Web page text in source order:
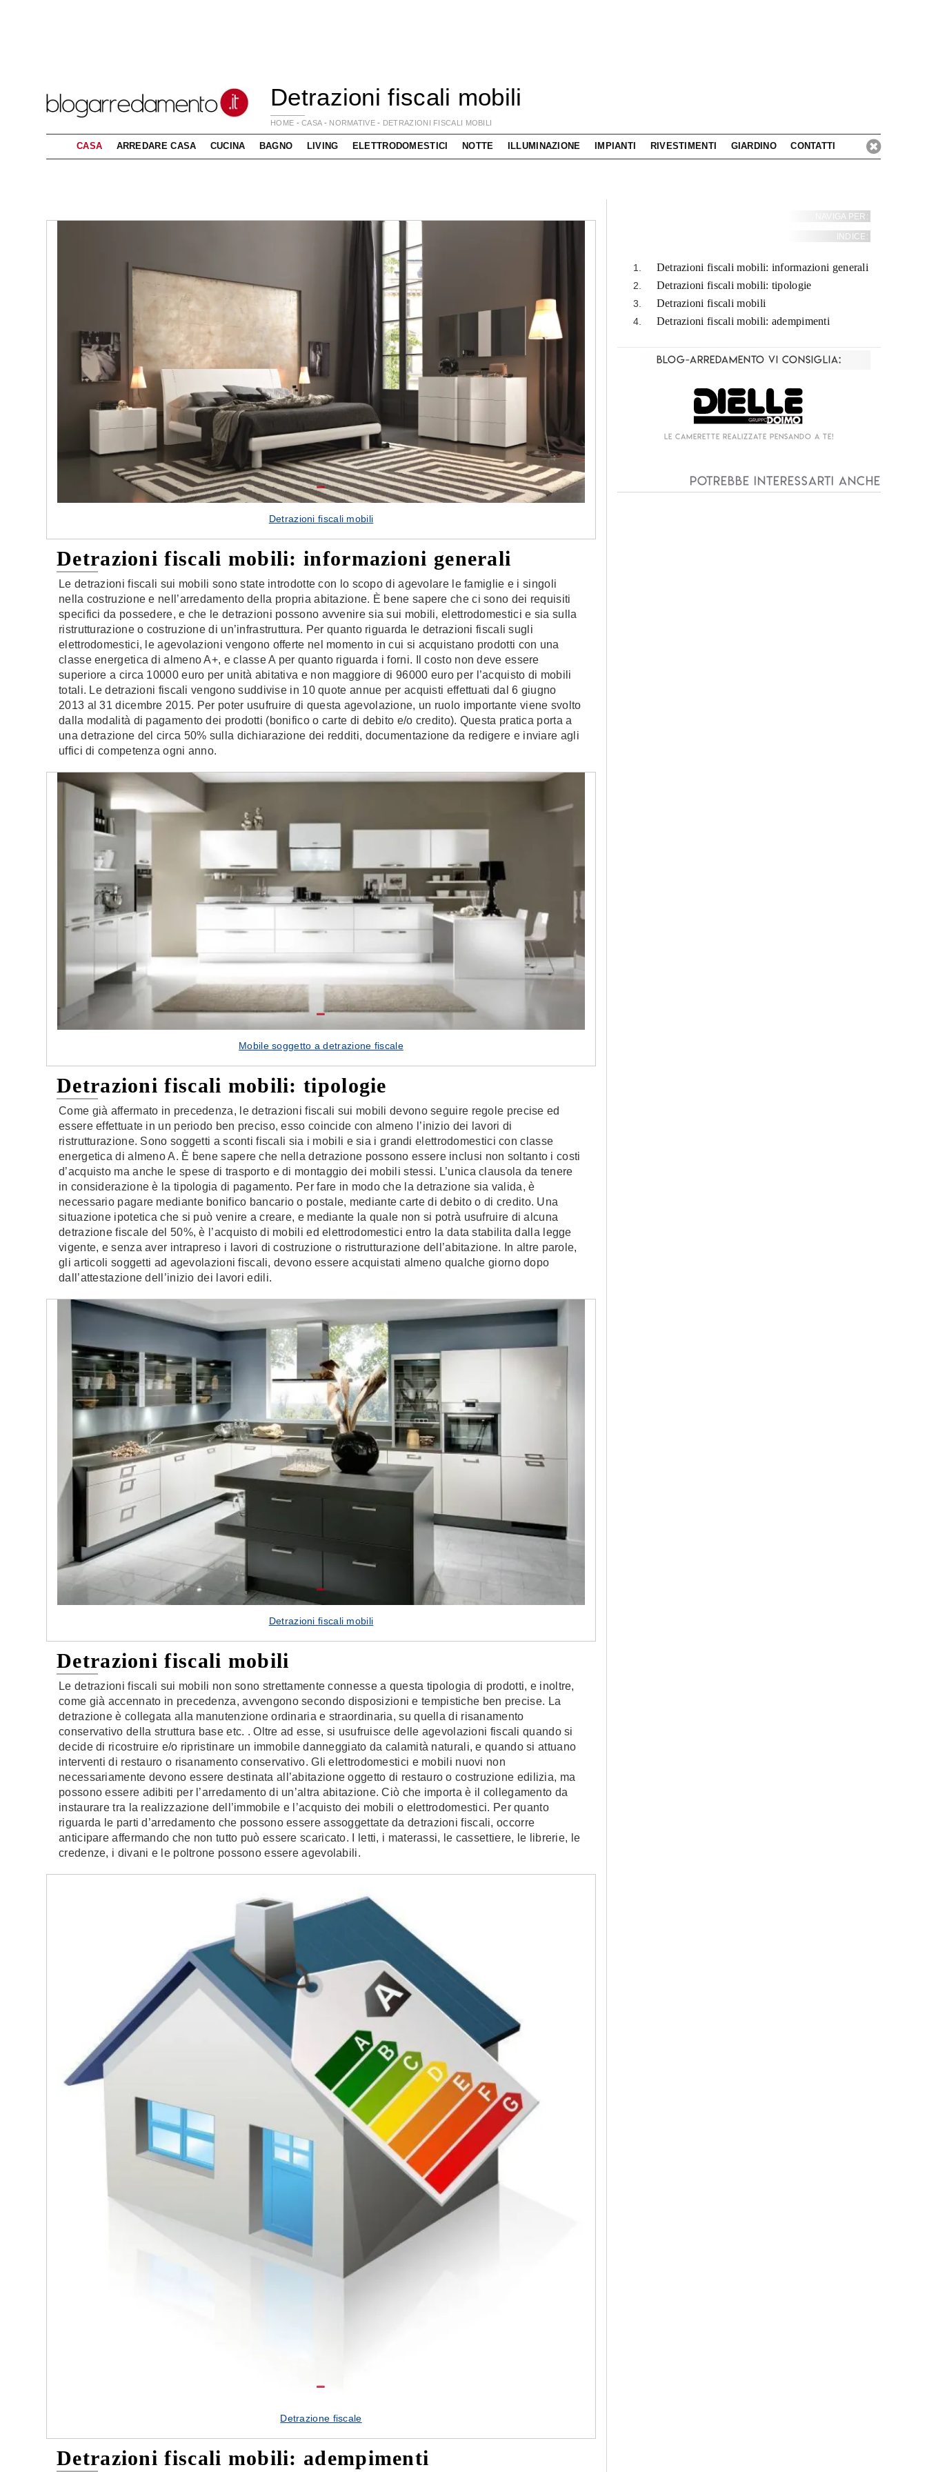
Detrazioni fiscali mobili
HOME -CASA- NORMATIVE - DETRAZIONI FISCALI MOBILI
CASA ARREDARE CASA CUCINA BAGNO LIVING ELETTRODOMESTICI NOTTE ILLUMINAZIONE IMPIANTI RIVESTIMENTI GIARDINO CONTATTI
Detrazioni fiscali mobili
Detrazioni fiscali mobili: informazioni generali
Le detrazioni fiscali sui mobili sono state introdotte con lo scopo di agevolare le famiglie e i singoli
nella costruzione e nell’arredamento della propria abitazione. È bene sapere che ci sono dei requisiti
specifici da possedere, e che le detrazioni possono avvenire sia sui mobili, elettrodomestici e sia sulla
ristrutturazione o costruzione di un’infrastruttura. Per quanto riguarda le detrazioni fiscali sugli
elettrodomestici, le agevolazioni vengono offerte nel momento in cui si acquistano prodotti con una
classe energetica di almeno A+, e classe A per quanto riguarda i forni. Il costo non deve essere
superiore a circa 10000 euro per unità abitativa e non maggiore di 96000 euro per l’acquisto di mobili
totali. Le detrazioni fiscali vengono suddivise in 10 quote annue per acquisti effettuati dal 6 giugno
2013 al 31 dicembre 2015. Per poter usufruire di questa agevolazione, un ruolo importante viene svolto
dalla modalità di pagamento dei prodotti (bonifico o carte di debito e/o credito). Questa pratica porta a
una detrazione del circa 50% sulla dichiarazione dei redditi, documentazione da redigere e inviare agli
uffici di competenza ogni anno.
Mobile soggetto a detrazione fiscale
Detrazioni fiscali mobili: tipologie
Come già affermato in precedenza, le detrazioni fiscali sui mobili devono seguire regole precise ed
essere effettuate in un periodo ben preciso, esso coincide con almeno l’inizio dei lavori di
ristrutturazione. Sono soggetti a sconti fiscali sia i mobili e sia i grandi elettrodomestici con classe
energetica di almeno A. È bene sapere che nella detrazione possono essere inclusi non soltanto i costi
d’acquisto ma anche le spese di trasporto e di montaggio dei mobili stessi. L’unica clausola da tenere
in considerazione è la tipologia di pagamento. Per fare in modo che la detrazione sia valida, è
necessario pagare mediante bonifico bancario o postale, mediante carte di debito o di credito. Una
situazione ipotetica che si può venire a creare, e mediante la quale non si potrà usufruire di alcuna
detrazione fiscale del 50%, è l’acquisto di mobili ed elettrodomestici entro la data stabilita dalla legge
vigente, e senza aver intrapreso i lavori di costruzione o ristrutturazione dell’abitazione. In altre parole,
gli articoli soggetti ad agevolazioni fiscali, devono essere acquistati almeno qualche giorno dopo
dall’attestazione dell’inizio dei lavori edili.
Detrazioni fiscali mobili
Detrazioni fiscali mobili
Le detrazioni fiscali sui mobili non sono strettamente connesse a questa tipologia di prodotti, e inoltre,
come già accennato in precedenza, avvengono secondo disposizioni e tempistiche ben precise. La
detrazione è collegata alla manutenzione ordinaria e straordinaria, su quella di risanamento
conservativo della struttura base etc. . Oltre ad esse, si usufruisce delle agevolazioni fiscali quando si
decide di ricostruire e/o ripristinare un immobile danneggiato da calamità naturali, e quando si attuano
interventi di restauro o risanamento conservativo. Gli elettrodomestici e mobili nuovi non
necessariamente devono essere destinata all’abitazione oggetto di restauro o costruzione edilizia, ma
possono essere adibiti per l’arredamento di un’altra abitazione. Ciò che importa è il collegamento da
instaurare tra la realizzazione dell’immobile e l’acquisto dei mobili o elettrodomestici. Per quanto
riguarda le parti d’arredamento che possono essere assoggettate da detrazioni fiscali, occorre
anticipare affermando che non tutto può essere scaricato. I letti, i materassi, le cassettiere, le librerie, le
credenze, i divani e le poltrone possono essere agevolabili.
Detrazione fiscale
Detrazioni fiscali mobili: adempimenti
NAVIGA PER:
INDICE:
Detrazioni fiscali mobili: informazioni generali
Detrazioni fiscali mobili: tipologie
Detrazioni fiscali mobili
Detrazioni fiscali mobili: adempimenti
Blog-Arredamento vi consiglia:
Cappe cucina dal design innovativo
Le camerette realizzate pensando a te!
Potrebbe interessarti anche